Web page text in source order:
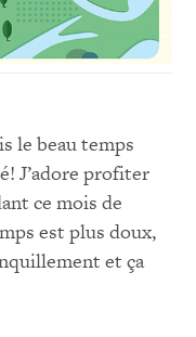
le beau temps
J’adore profiter
ce mois de
est plus doux,
et ça